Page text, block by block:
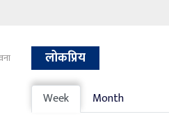
लोकप्रिय
Week Month